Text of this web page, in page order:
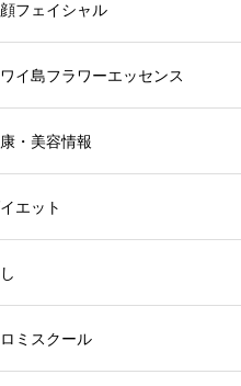
フェイシャル
イ島フラワーエッセンス
・美容情報
エット
ミスクール